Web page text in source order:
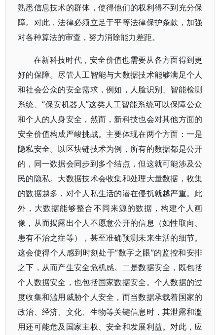
熟悉信息技术的群体，使得他们的权利得不到充分保
障。对此，法律必须立足于平等法律保护条款，加强
对各种算法的审查，努力消除能力差距。
在新科技时代，安全价值也需要从各方面得到更
好的保障。尽管人工智能与大数据技术能够满足个人
和社会公众的安全需求，例如，人脸识别、智能检测
系统、“保安机器人”这类人工智能系统可以保障公众
和个人的人身安全，然而，新科技也会对其他方面的
安全价值构成严峻挑战。主要体现在两个方面：一是
隐私安全。以区块链技术为例，所有的数据都是公开
的，同一数据会同步到多个结点，但这就可能涉及公
民的隐私。大数据技术会收集和处理大量数据，收集
的数据越多，对个人私生活的潜在侵扰就越严重。此
外，大数据能够整合不同来源的数据，构建个人画
像，从而揭露出个人不愿意公开的信息（如性取向、
患有不治之症等），甚至准确预测未来生活的细节。
这会使得个人感到时刻处于“数字之眼”的监控和安排
之下，从而产生安全危机感。二是数据安全，既包括
个人数据安全，也包括国家数据安全。个人数据的过
度收集和滥用威胁个人安全，而当数据承载着国家的
政治、经济、文化、生物等关键信息时，其泄露和滥
用还可能危及国家主权、安全和发展利益。对此，应